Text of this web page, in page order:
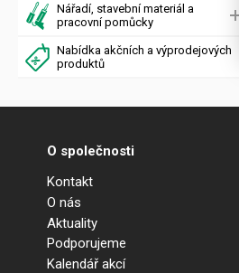
Nářadí, stavební materiál a
pracovní pomůcky
Nabídka akčních a výprodejových
produktů
O společnosti
Kontakt
O nás
Aktuality
Podporujeme
Kalendář akcí